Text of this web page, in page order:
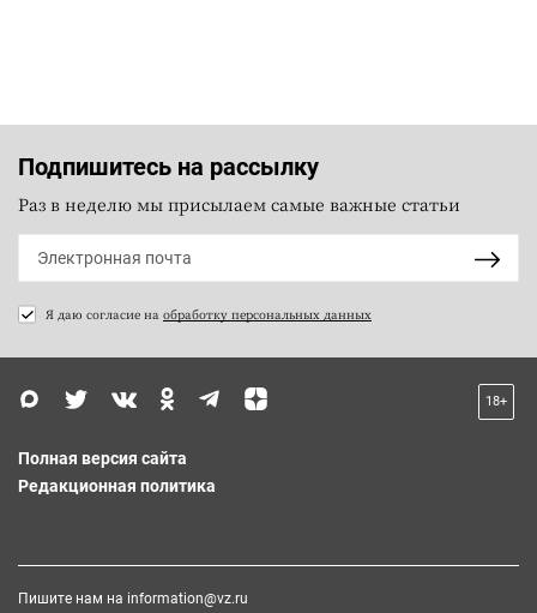
Подпишитесь на рассылку
Раз в неделю мы присылаем самые важные статьи
Я даю согласие на обработку персональных данных
18+
Полная версия сайта
Редакционная политика
Пишите нам на information@vz.ru